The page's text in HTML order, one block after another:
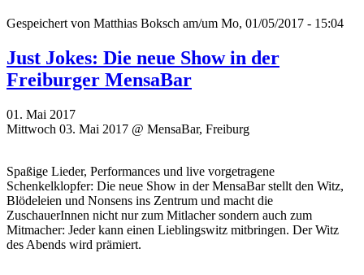
Gespeichert von Matthias Boksch am/um Mo, 01/05/2017 - 15:04
Just Jokes: Die neue Show in der
Freiburger MensaBar
01. Mai 2017
Mittwoch 03. Mai 2017 @ MensaBar, Freiburg
Spaßige Lieder, Performances und live vorgetragene
Schenkelklopfer: Die neue Show in der MensaBar stellt den Witz,
Blödeleien und Nonsens ins Zentrum und macht die
ZuschauerInnen nicht nur zum Mitlacher sondern auch zum
Mitmacher: Jeder kann einen Lieblingswitz mitbringen. Der Witz
des Abends wird prämiert.